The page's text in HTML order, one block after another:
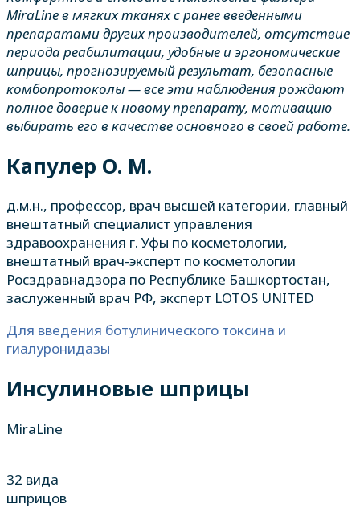
MiraLineв мягких тканях с ранее введенными
препаратами других производителей, отсутствие
периода реабилитации, удобные и эргономические
шприцы, прогнозируемый результат, безопасные
комбопротоколы— все эти наблюдения рождают
полное доверие к новому препарату, мотивацию
выбирать его в качестве основного в своей работе.
Капулер О. М.
д.м.н., профессор, врач высшей категории, главный
внештатный специалист управления
здравоохранения г. Уфы по косметологии,
внештатный врач-эксперт по косметологии
Росздравнадзора по Республике Башкортостан,
заслуженный врач РФ, эксперт LOTOS UNITED
Для введения ботулинического токсина и
гиалуронидазы
Инсулиновые шприцы
MiraLine
32 вида
шприцов